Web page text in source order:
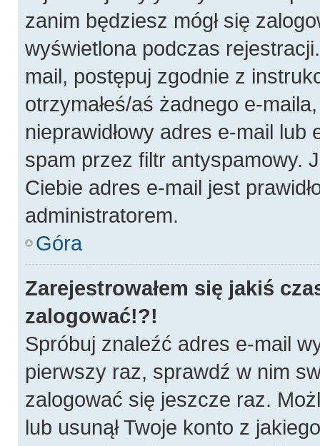
zanim będziesz mógł się
wyświetlona podczas
mail, postępuj zgodnie z
otrzymałeś/aś żadnego e-
nieprawidłowy adres e-mail lub
spam przez filtr antyspamowy.
Ciebie adres e-mail jest
administratorem.
Góra
Zarejestrowałem się jakiś
zalogować!?!
Spróbuj znaleźć adres e-mail
pierwszy raz, sprawdź w nim
zalogować się jeszcze raz.
lub usunął Twoje konto z